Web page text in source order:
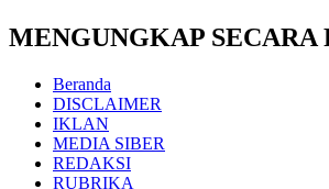
MENGUNGKAP
Beranda
DISCLAIMER
IKLAN
MEDIA SIBER
REDAKSI
RUBRIKA